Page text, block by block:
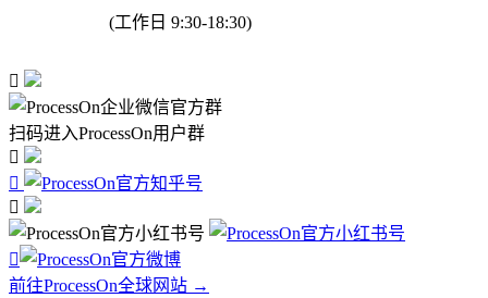
(工作日 9:30-18:30)

扫码进入ProcessOn用户群




前往ProcessOn全球网站 →